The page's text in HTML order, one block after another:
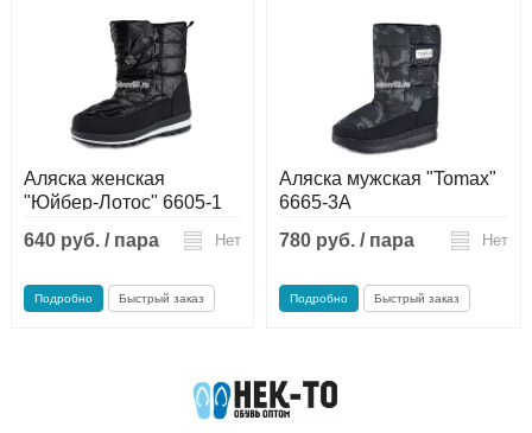
Аляска женская
"Юйбер-Лотос" 6605-1
640 руб. / пара
Нет
Подробно Быстрый заказ
Аляска мужская "Tomax"
6665-3A
780 руб. / пара
Нет
Подробно Быстрый заказ